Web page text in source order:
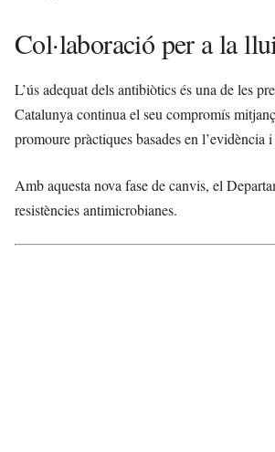
Col·laboració per a la
L’ús adequat dels antibiòtics és una de les
Catalunya continua el seu compromís
promoure pràctiques basades en
Amb aquesta nova fase de canvis, el
resistències antimicrobianes.